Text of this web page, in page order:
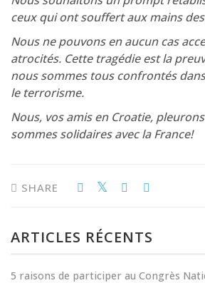
ceux qui ont souffert aux mains
Nous ne pouvons en aucun cas
atrocités. Cette tragédie est la
nous sommes tous confrontés
le terrorisme.
Nous, vos amis en Croatie,
sommes solidaires avec la France!
SHARE
ARTICLES RÉCENTS
5 raisons de participer au Congrès